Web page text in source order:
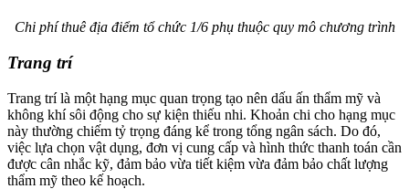
Chi phí thuê địa điểm tổ chức 1/6 phụ thuộc quy mô chương trình
Trang trí
Trang trí là một hạng mục quan trọng tạo nên dấu ấn thẩm mỹ và
không khí sôi động cho sự kiện thiếu nhi. Khoản chi cho hạng mục
này thường chiếm tỷ trọng đáng kể trong tổng ngân sách. Do đó,
việc lựa chọn vật dụng, đơn vị cung cấp và hình thức thanh toán cần
được cân nhắc kỹ, đảm bảo vừa tiết kiệm vừa đảm bảo chất lượng
thẩm mỹ theo kế hoạch.